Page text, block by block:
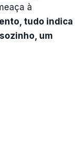
à
tudo indica
um